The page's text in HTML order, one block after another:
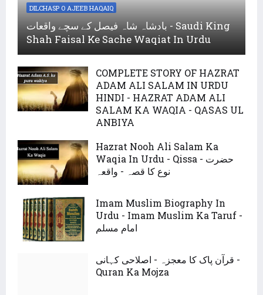
DILCHASP O AJEEB HAQAIQ
بادشاہ شاہ فیصل کے سچے واقعات - Saudi King
Shah Faisal Ke Sache Waqiat In Urdu
COMPLETE STORY OF HAZRAT
ADAM ALI SALAM IN URDU
HINDI - HAZRAT ADAM ALI
SALAM KA WAQIA - QASAS UL
ANBIYA
Hazrat Nooh Ali Salam Ka
Waqia In Urdu - Qissa - حضرت
نوع کا قصہ - واقعہ
Imam Muslim Biography In
Urdu - Imam Muslim Ka Taruf -
امام مسلم
قرآن پاک کا معجزہ - اصلاحی کہانی -
Quran Ka Mojza